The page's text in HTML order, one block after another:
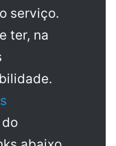
serviço.
ter, na